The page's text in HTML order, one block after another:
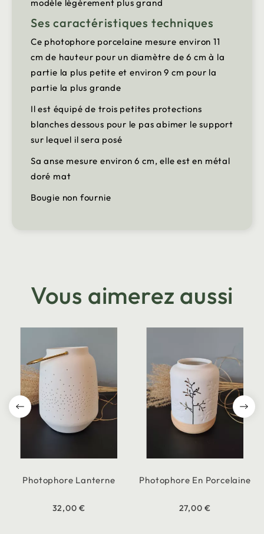
modèle légèrement plus grand
Ses caractéristiques techniques
Ce photophore porcelaine mesure environ 11
cm de hauteur pour un diamètre de 6 cm à la
partie la plus petite et environ 9 cm pour la
partie la plus grande
Il est équipé de trois petites protections
blanches dessous pour le pas abimer le support
sur lequel il sera posé
Sa anse mesure environ 6 cm, elle est en métal
doré mat
Bougie non fournie
Vous aimerez aussi
Photophore Lanterne
32,00 €
Photophore En Porcelaine
27,00 €